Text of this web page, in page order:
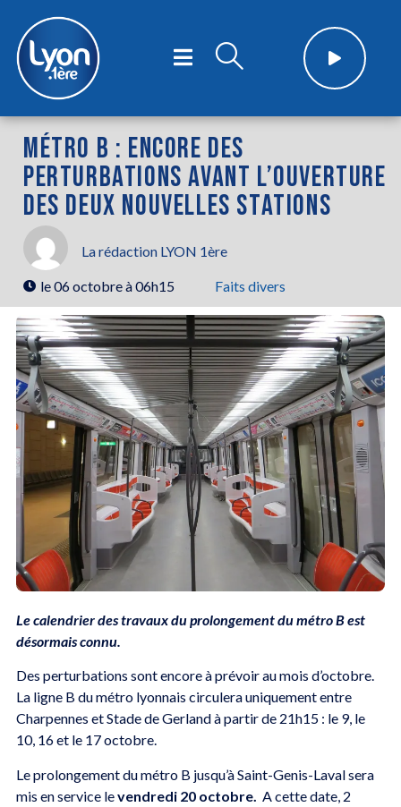
MÉTRO B : ENCORE DES
PERTURBATIONS AVANT L’OUVERTURE
DES DEUX NOUVELLES STATIONS
La rédaction LYON 1ère
le06 octobre à 06h15 Faits divers
Le calendrier des travaux du prolongement du métro B est
désormais connu.
Des perturbations sont encore à prévoir au mois d’octobre.
La ligne B du métro lyonnais circulera uniquement entre
Charpennes et Stade de Gerland à partir de 21h15 : le 9, le
10, 16 et le 17 octobre.
Le prolongement du métro B jusqu’à Saint-Genis-Laval sera
mis en service levendredi 20 octobre. A cette date, 2